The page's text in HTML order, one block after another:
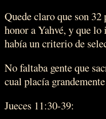
Quede claro que son 32
honor a Yahvé, y que
había un criterio de
No faltaba gente que
cual placía
Jueces 11:30-39: